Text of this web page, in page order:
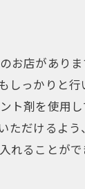
店があり
っかりと
剤を使用
だけるよ
ることが